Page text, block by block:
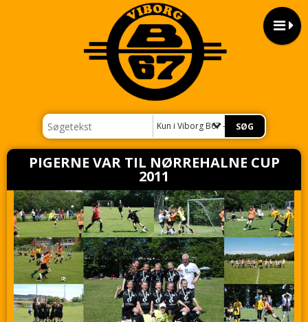
Kun i Viborg B67 - 2011
PIGERNE VAR TIL NØRREHALNE CUP
2011